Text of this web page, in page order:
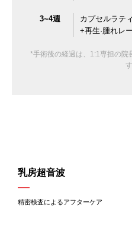
3~4週
カプセルラテ
+再生·腫れレ
*手術後の経過は、1:1専担の院
す
乳房超音波
精密検査によるアフターケア